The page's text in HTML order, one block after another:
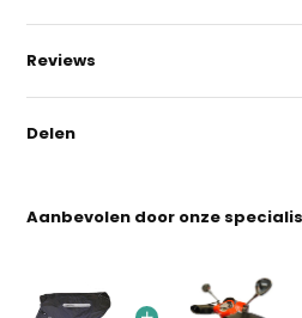
Aanbevolen door onze
Reviews
Delen